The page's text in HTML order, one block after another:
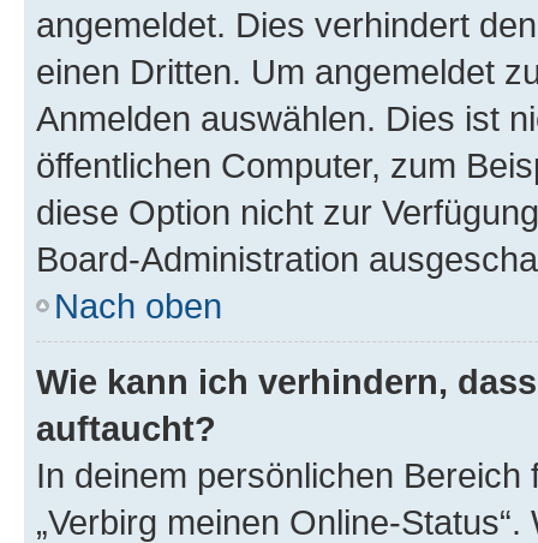
angemeldet. Dies verhindert
einen Dritten. Um angemeldet
Anmelden auswählen. Dies ist
öffentlichen Computer, zum
diese Option nicht zur
Board-Administration
Nach oben
Wie kann ich verhindern,
auftaucht?
In deinem persönlichen
„Verbirg meinen Online-